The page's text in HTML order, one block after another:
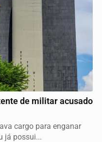
de militar acusado
cargo para enganar
já possui...